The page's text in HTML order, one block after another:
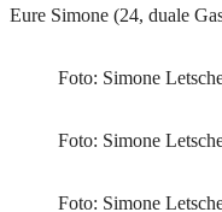
Eure Simone (24, duale
Foto: Simone
Foto: Simone
Foto: Simone